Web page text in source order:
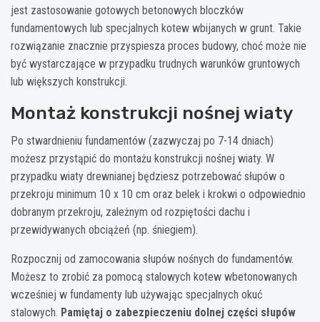
jest zastosowanie gotowych betonowych bloczków
fundamentowych lub specjalnych kotew wbijanych w grunt. Takie
rozwiązanie znacznie przyspiesza proces budowy, choć może nie
być wystarczające w przypadku trudnych warunków gruntowych
lub większych konstrukcji.
Montaż konstrukcji nośnej wiaty
Po stwardnieniu fundamentów (zazwyczaj po 7-14 dniach)
możesz przystąpić do montażu konstrukcji nośnej wiaty. W
przypadku wiaty drewnianej będziesz potrzebować słupów o
przekroju minimum 10 x 10 cm oraz belek i krokwi o odpowiednio
dobranym przekroju, zależnym od rozpiętości dachu i
przewidywanych obciążeń (np. śniegiem).
Rozpocznij od zamocowania słupów nośnych do fundamentów.
Możesz to zrobić za pomocą stalowych kotew wbetonowanych
wcześniej w fundamenty lub używając specjalnych okuć
stalowych. Pamiętaj o zabezpieczeniu dolnej części słupów